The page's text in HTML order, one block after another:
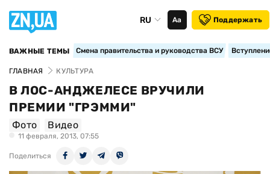
RU Аа Поддержать
ВАЖНЫЕ ТЕМЫ Смена правительства и руководства ВСУ
ГЛАВНАЯ КУЛЬТУРА
В ЛОС-АНДЖЕЛЕСЕ ВРУЧИЛИ
ПРЕМИИ "ГРЭММИ"
Фото Видео
11 февраля, 2013, 07:55
Поделиться